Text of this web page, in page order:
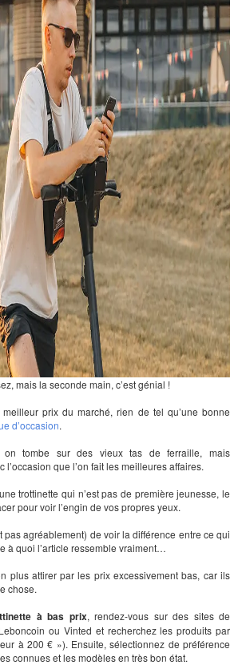
mais la seconde main, c’est génial !
prix du marché, rien de tel qu’une bonne
d’occasion.
on tombe sur des vieux tas de ferraille, mais
l’occasion que l’on fait les meilleures affaires.
trottinette qui n’est pas de première jeunesse, le
pour voir l’engin de vos propres yeux.
pas agréablement) de voir la différence entre ce qui
à quoi l’article ressemble vraiment…
plus attirer par les prix excessivement bas, car ils
chose.
à bas prix, rendez-vous sur des sites de
ou Vinted et recherchez les produits par
à 200 € »). Ensuite, sélectionnez de préférence
connues et les modèles en très bon état.